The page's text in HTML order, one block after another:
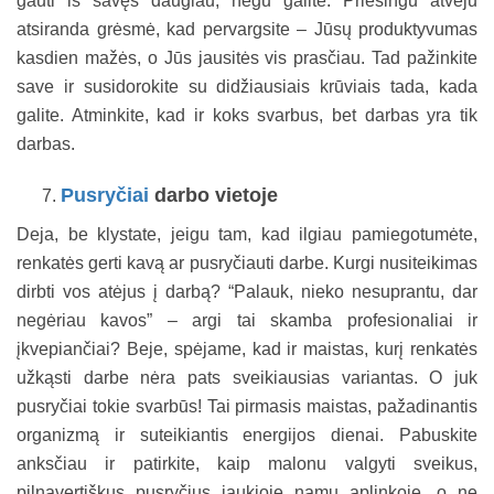
atsiranda grėsmė, kad pervargsite – Jūsų produktyvumas
kasdien mažės, o Jūs jausitės vis prasčiau. Tad pažinkite
save ir susidorokite su didžiausiais krūviais tada, kada
galite. Atminkite, kad ir koks svarbus, bet darbas yra tik
darbas.
Pusryčiai darbo vietoje
Deja, be klystate, jeigu tam, kad ilgiau pamiegotumėte,
renkatės gerti kavą ar pusryčiauti darbe. Kurgi nusiteikimas
dirbti vos atėjus į darbą? “Palauk, nieko nesuprantu, dar
negėriau kavos” – argi tai skamba profesionaliai ir
įkvepiančiai? Beje, spėjame, kad ir maistas, kurį renkatės
užkąsti darbe nėra pats sveikiausias variantas. O juk
pusryčiai tokie svarbūs! Tai pirmasis maistas, pažadinantis
organizmą ir suteikiantis energijos dienai. Pabuskite
anksčiau ir patirkite, kaip malonu valgyti sveikus,